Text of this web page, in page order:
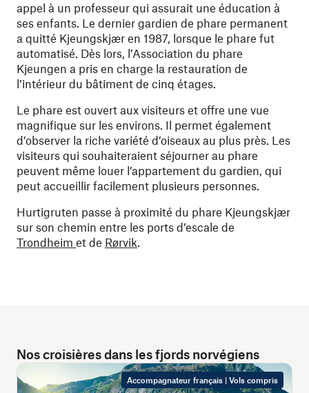
appel à un professeur qui assurait une éducation à
ses enfants. Le dernier gardien de phare permanent
a quitté Kjeungskjær en 1987, lorsque le phare fut
automatisé. Dès lors, l’Association du phare
Kjeungen a pris en charge la restauration de
l’intérieur du bâtiment de cinq étages.
Le phare est ouvert aux visiteurs et offre une vue
magnifique sur les environs. Il permet également
d’observer la riche variété d’oiseaux au plus près. Les
visiteurs qui souhaiteraient séjourner au phare
peuvent même louer l’appartement du gardien, qui
peut accueillir facilement plusieurs personnes.
Hurtigruten passe à proximité du phare Kjeungskjær
sur son chemin entre les ports d’escale de
Trondheim et de Rørvik.
Nos croisières dans les fjords norvégiens
Accompagnateur français | Vols compris